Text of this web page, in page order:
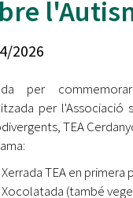
Oberta la
jove 2026
Cerdanyola opta a
l'entorn de
El FIT presenta el
L’Ajuntament
l'eclipsi solar
2026
per
per
TEA
Xerrada TEA en primera
Xocolatada (també